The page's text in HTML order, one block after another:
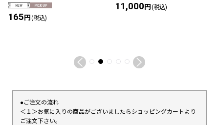
165円 (税込)
11,000円 (税込)
●ご注文の流れ
＜１＞お気に入りの商品がございましたらショッピングカートより
ご注文下さい。